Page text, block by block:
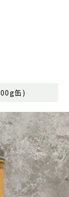
缶)